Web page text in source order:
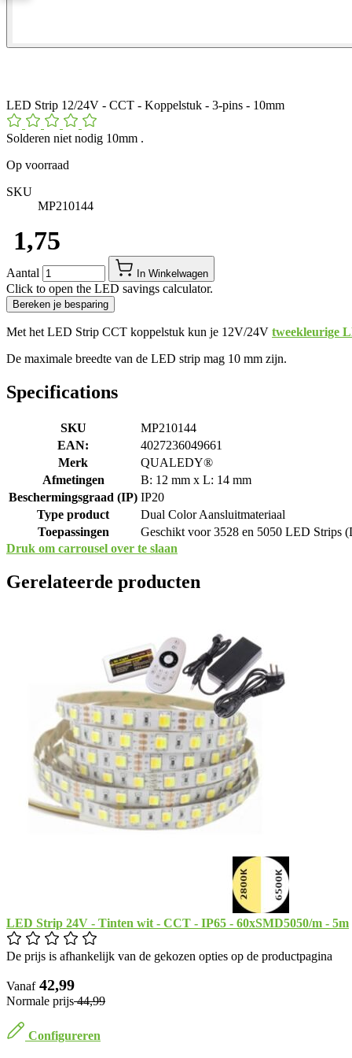
LED Strip 12/24V - CCT - Koppelstuk - 3-pins - 10mm
Solderen niet nodig 10mm .
Op voorraad
SKU
MP210144
​ 1,75
Aantal In Winkelwagen
Click to open the LED savings calculator.
Bereken je besparing
Met het LED Strip CCT koppelstuk kun je 12V/24V tweekleurige
De maximale breedte van de LED strip mag 10 mm zijn.
Specifications
SKU
MP210144
EAN:
4027236049661
Merk
QUALEDY®
Afmetingen
B: 12 mm x L: 14 mm
Beschermingsgraad (IP) IP20
Type product
Dual Color Aansluitmateriaal
Toepassingen
Geschikt voor 3528 en 5050 LED Strips
Druk om carrousel over te slaan
Gerelateerde producten
LED Strip 24V - Tinten wit - CCT - IP65 - 60xSMD5050/m - 5m
De prijs is afhankelijk van de gekozen opties op de productpagina
Vanaf​ 42,99
Normale prijs​ 44,99
Configureren